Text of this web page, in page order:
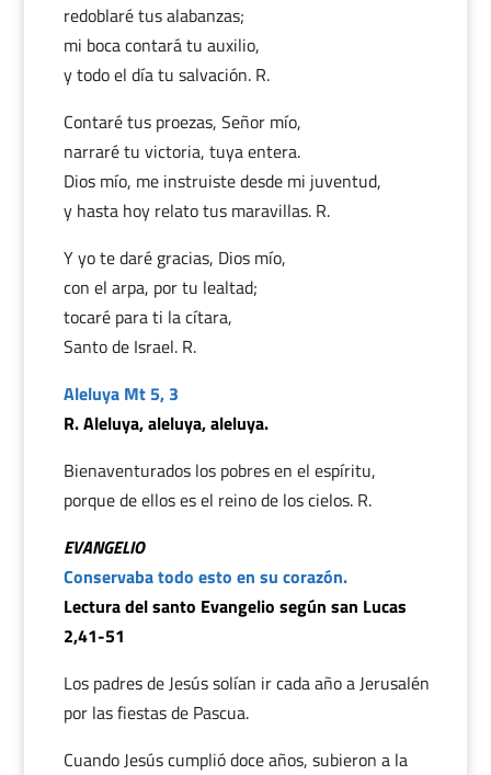
redoblaré tus alabanzas;
mi boca contará tu auxilio,
y todo el día tu salvación. R.
Contaré tus proezas, Señor mío,
narraré tu victoria, tuya entera.
Dios mío, me instruiste desde mi juventud,
y hasta hoy relato tus maravillas. R.
Y yo te daré gracias, Dios mío,
con el arpa, por tu lealtad;
tocaré para ti la cítara,
Santo de Israel. R.
Aleluya Mt 5, 3
R. Aleluya, aleluya, aleluya.
Bienaventurados los pobres en el espíritu,
porque de ellos es el reino de los cielos. R.
EVANGELIO
Conservaba todo esto en su corazón.
Lectura del santo Evangelio según san Lucas
2,41-51
Los padres de Jesús solían ir cada año a Jerusalén
por las fiestas de Pascua.
Cuando Jesús cumplió doce años, subieron a la